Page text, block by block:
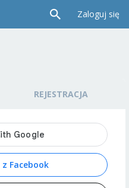
Zaloguj się
REJESTRACJA
Facebook